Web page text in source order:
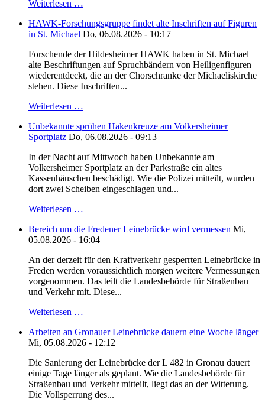
Weiterlesen …
HAWK-Forschungsgruppe findet alte Inschriften auf Figuren
in St. Michael Do, 06.08.2026 - 10:17
Forschende der Hildesheimer HAWK haben in St. Michael
alte Beschriftungen auf Spruchbändern von Heiligenfiguren
wiederentdeckt, die an der Chorschranke der Michaeliskirche
stehen. Diese Inschriften...
Weiterlesen …
Unbekannte sprühen Hakenkreuze am Volkersheimer
Sportplatz Do, 06.08.2026 - 09:13
In der Nacht auf Mittwoch haben Unbekannte am
Volkersheimer Sportplatz an der Parkstraße ein altes
Kassenhäuschen beschädigt. Wie die Polizei mitteilt, wurden
dort zwei Scheiben eingeschlagen und...
Weiterlesen …
Bereich um die Fredener Leinebrücke wird vermessen Mi,
05.08.2026 - 16:04
An der derzeit für den Kraftverkehr gesperrten Leinebrücke in
Freden werden voraussichtlich morgen weitere Vermessungen
vorgenommen. Das teilt die Landesbehörde für Straßenbau
und Verkehr mit. Diese...
Weiterlesen …
Arbeiten an Gronauer Leinebrücke dauern eine Woche länger
Mi, 05.08.2026 - 12:12
Die Sanierung der Leinebrücke der L 482 in Gronau dauert
einige Tage länger als geplant. Wie die Landesbehörde für
Straßenbau und Verkehr mitteilt, liegt das an der Witterung.
Die Vollsperrung des...